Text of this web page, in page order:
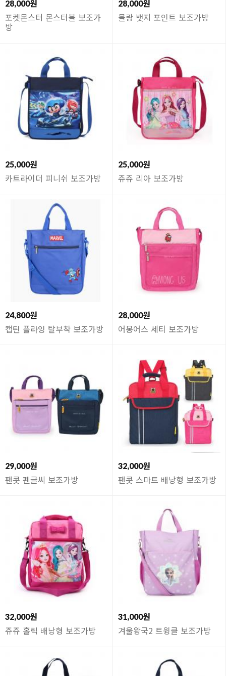
28,000원
포켓몬스터 몬스터볼 보조가
방
28,000원
몰랑 뱃지 포인트 보조가방
25,000원
카트라이더 피니쉬 보조가방
25,000원
쥬쥬 리아 보조가방
24,800원
캡틴 플라잉 탈부착 보조가방
28,000원
어몽어스 세티 보조가방
29,000원
팬콧 펜글씨 보조가방
32,000원
팬콧 스마트 배낭형 보조가방
32,000원
쥬쥬 홀릭 배낭형 보조가방
31,000원
겨울왕국2 트윙클 보조가방